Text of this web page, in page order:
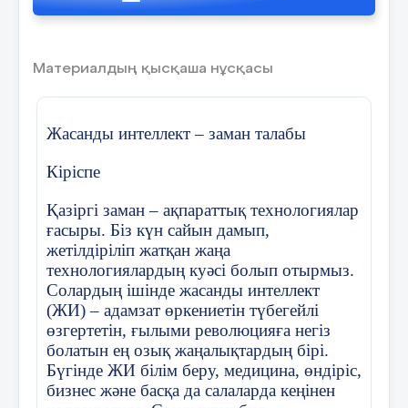
параметрлердің оңтайлы мәндерін
бөлігі болып табылады. Белгілі бір
алгоритмді таңдау тапсырманың
сипаттамаларына, деректер түріне және
қажетті нәтижелерге байланысты.
жасау
Оқушыларға термин
терминдерді арқылы
толтырылады.
жұмыс істеу үшін келесі қадамдар қажет:
жобаларыңызды нарыққа шығуға
дайын етіп қалыптастыруға
болса, инкубация кезеңінде идеяны
үшін қажет құралдар мен ресурстар
Менторлық қолдау: Тәжірибелі
менторлар мен сарапшылар жобаның
әртүрлі аспектілері бойынша кеңес
береді. Бұл кәсіпкерлерге өздерінің
стартаптарын тиімді дамытудың
жолдарын үйретеді.
Жасанды интеллект (ЖИ) және
нанотехнологияларының қолданылуы
Материалдың қысқаша нұсқасы
Жасанды интеллект – заман талабы
Кіріспе
Қазіргі заман – ақпараттық технологиялар
ғасыры. Біз күн сайын дамып,
жетілдіріліп жатқан жаңа
технологиялардың куәсі болып отырмыз.
Солардың ішінде жасанды интеллект
(ЖИ) – адамзат өркениетін түбегейлі
өзгертетін, ғылыми революцияға негіз
болатын ең озық жаңалықтардың бірі.
Бүгінде ЖИ білім беру, медицина, өндіріс,
бизнес және басқа да салаларда кеңінен